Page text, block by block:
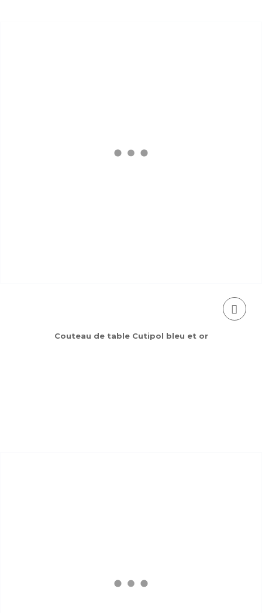
Couteau de table Cutipol bleu et or